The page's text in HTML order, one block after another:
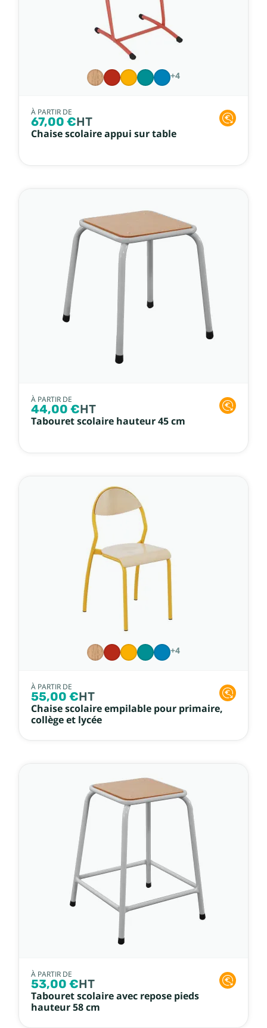
+4
À PARTIR DE
67,00 €HT
Chaise scolaire appui sur table
À PARTIR DE
44,00 €HT
Tabouret scolaire hauteur 45 cm
+4
À PARTIR DE
55,00 €HT
Chaise scolaire empilable pour primaire,
collège et lycée
À PARTIR DE
53,00 €HT
Tabouret scolaire avec repose pieds
hauteur 58 cm